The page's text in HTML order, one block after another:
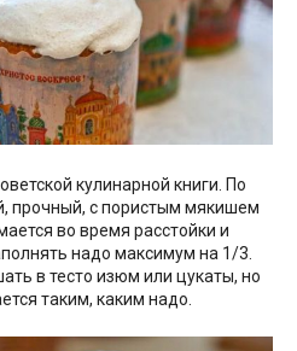
кулинарной книги. По
прочный, с пористым мякишем
во время расстойки и
надо максимум на 1/3.
в тесто изюм или цукаты, но
таким, каким надо.